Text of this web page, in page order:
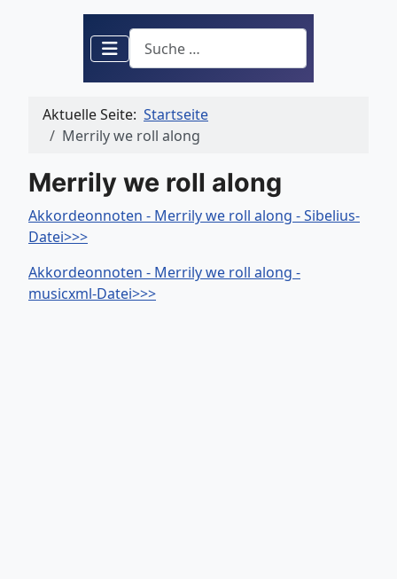
Suchen
Aktuelle Seite: Startseite
Merrily we roll along
Merrily we roll along
Akkordeonnoten - Merrily we roll along - Sibelius-
Datei>>>
Akkordeonnoten - Merrily we roll along -
musicxml-Datei>>>